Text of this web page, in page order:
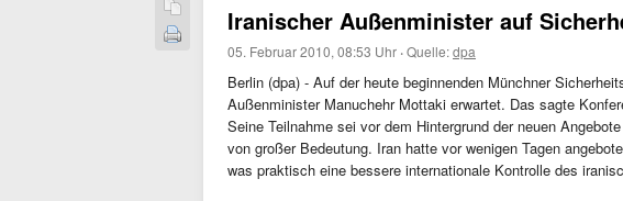
Iranischer Außenminister auf
05. Februar 2010, 08:53 Uhr ·Quelle:dpa
Berlin (dpa) - Auf der heute beginnenden Münchner
Außenminister Manuchehr Mottaki erwartet. Das sagte
Seine Teilnahme sei vor dem Hintergrund der neuen
von großer Bedeutung. Iran hatte vor wenigen Tagen
was praktisch eine bessere internationale Kontrolle des